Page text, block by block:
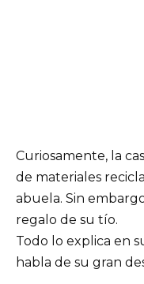
Curiosamente, la
de materiales
abuela. Sin
regalo de su tío.
Todo lo explica en
habla de su gran